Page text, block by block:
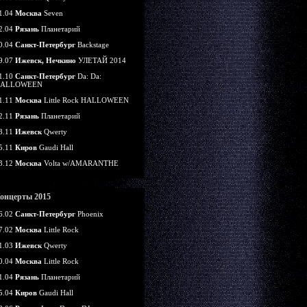
Москва Seven
Рязань Планетарий
Санкт-Петербург Backstage
Ижевск, Нечкино УЛЕТАЙ 2014
Санкт-Петербург Da: Da:
Москва Little Rock HALLOWEEN
Рязань Планетарий
Ижевск Qwerty
Киров Gaudi Hall
Москва Volta w/AMARANTHE
2015
Санкт-Петербург Phoenix
Москва Little Rock
Ижевск Qwerty
Москва Little Rock
Рязань Планетарий
Киров Gaudi Hall